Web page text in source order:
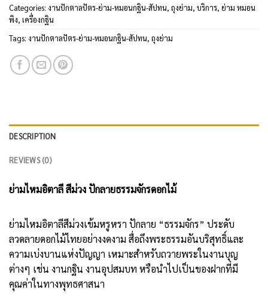
Categories: งานปักตาลปัตร-ย่าม-หมอนกฐิน-สัปทน, ถุงย่าม, บริการ, ย่าม หมอน
พิง, เครื่องกฐิน
Tags: งานปักตาลปัตร-ย่าม-หมอนกฐิน-สัปทน, ถุงย่าม
DESCRIPTION
REVIEWS (0)
ย่ามไหมอิตาลี สีม่วง ปักลายธรรมจักรดอกไม้
ย่ามไหมอิตาลีสีม่วงเข้มหรูหรา ปักลาย “ธรรมจักร” ประดับ
ลวดลายดอกไม้ไทยอย่างงดงาม สื่อถึงพระธรรมอันบริสุทธิ์และ
ความเบ่งบานแห่งปัญญา เหมาะสำหรับถวายพระในงานบุญ
ต่างๆ เช่น งานกฐิน งานอุปสมบท หรือนำไปเป็นของฝากที่มี
คุณค่าในทางพุทธศาสนา